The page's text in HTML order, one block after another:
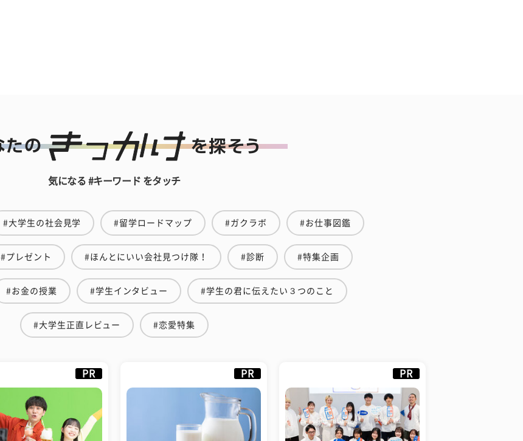
気になる #キーワード をタッチ
#大学生の社会見学 #留学ロードマップ #ガクラボ #お仕事図鑑
#プレゼント #ほんとにいい会社見つけ隊！ #診断 #特集企画
#お金の授業 #学生インタビュー #学生の君に伝えたい３つのこと
#大学生正直レビュー #恋愛特集
PR PR PR